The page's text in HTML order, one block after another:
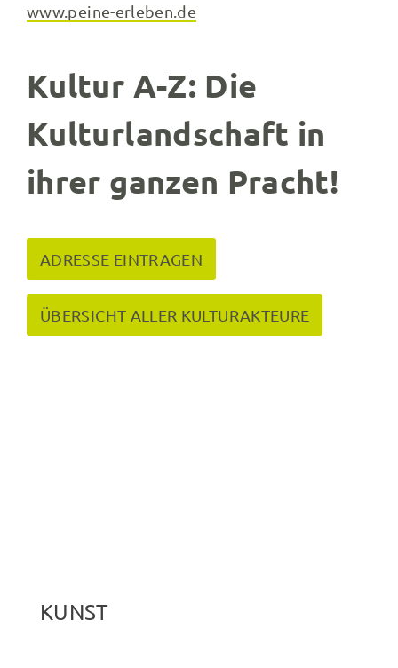
www.peine-erleben.de
Kultur A-Z: Die
Kulturlandschaft in
ihrer ganzen Pracht!
ADRESSE EINTRAGEN
ÜBERSICHT ALLER KULTURAKTEURE
KUNST